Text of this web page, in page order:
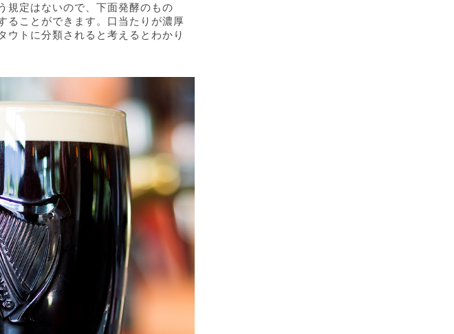
規定はないので、下面発酵のもの
ることができます。口当たりが濃厚
ウトに分類されると考えるとわかり